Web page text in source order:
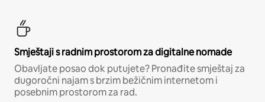
Smještaji s radnim prostorom za digitalne nomade
Obavljate posao dok putujete? Pronađite smještaj za
dugoročni najam s brzim bežičnim internetom i
posebnim prostorom za rad.